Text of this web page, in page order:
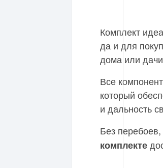
Комплект
да и для
дома или
Все
который
и дальность
Без
комплекте